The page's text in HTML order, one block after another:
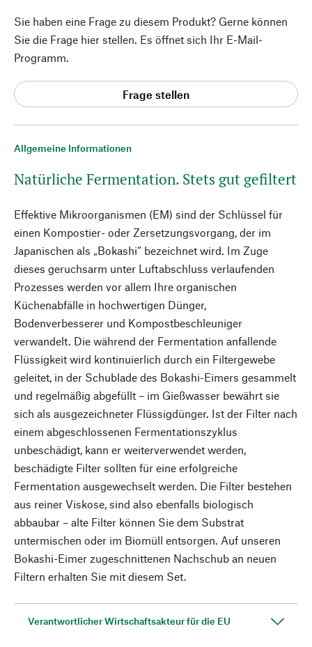
Allgemeine Informationen
Natürliche Fermentation. Stets gut gefiltert
Effektive Mikroorganismen (EM) sind der Schlüssel für
einen Kompostier- oder Zersetzungsvorgang, der im
Japanischen als „Bokashi“ bezeichnet wird. Im Zuge
dieses geruchsarm unter Luftabschluss verlaufenden
Prozesses werden vor allem Ihre organischen
Küchenabfälle in hochwertigen Dünger,
Bodenverbesserer und Kompostbeschleuniger
verwandelt. Die während der Fermentation anfallende
Flüssigkeit wird kontinuierlich durch ein Filtergewebe
geleitet, in der Schublade des Bokashi-Eimers gesammelt
und regelmäßig abgefüllt – im Gießwasser bewährt sie
sich als ausgezeichneter Flüssigdünger. Ist der Filter nach
einem abgeschlossenen Fermentationszyklus
unbeschädigt, kann er weiterverwendet werden,
beschädigte Filter sollten für eine erfolgreiche
Fermentation ausgewechselt werden. Die Filter bestehen
aus reiner Viskose, sind also ebenfalls biologisch
abbaubar – alte Filter können Sie dem Substrat
untermischen oder im Biomüll entsorgen. Auf unseren
Bokashi-Eimer zugeschnittenen Nachschub an neuen
Filtern erhalten Sie mit diesem Set.
Verantwortlicher Wirtschaftsakteur für die EU
Sie haben eine Frage zu diesem Produkt? Gerne können
Sie die Frage hier stellen. Es öffnet sich Ihr E-Mail-
Programm.
Frage stellen